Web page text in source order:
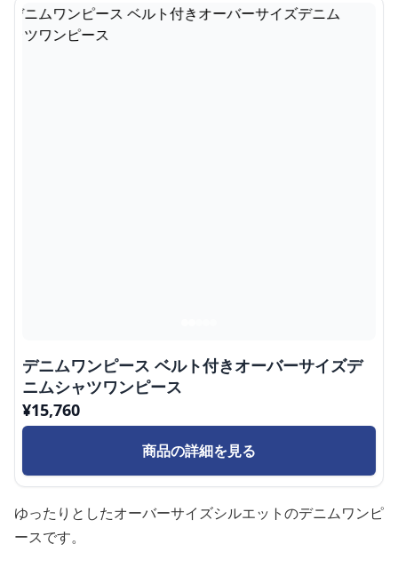
デニムワンピース ベルト付きオーバーサイズデ
ニムシャツワンピース
¥15,760
商品の詳細を見る
ゆったりとしたオーバーサイズシルエットのデニムワンピ
ースです。